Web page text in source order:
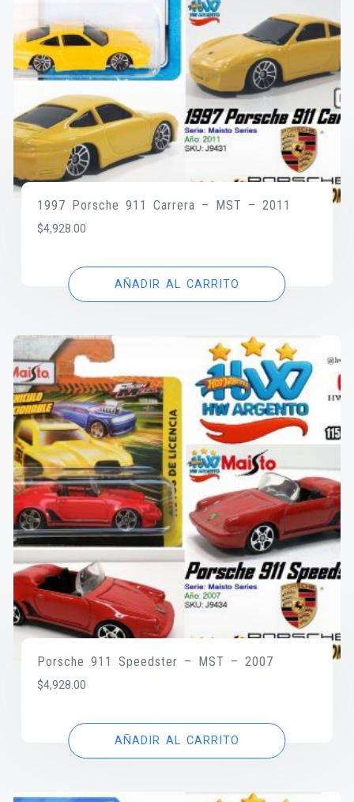
1997 Porsche 911 Carrera – MST – 2011
$4,928.00
AÑADIR AL CARRITO
Porsche 911 Speedster – MST – 2007
$4,928.00
AÑADIR AL CARRITO